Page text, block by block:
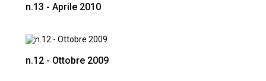
n.13 - Aprile 2010
n.12 - Ottobre 2009